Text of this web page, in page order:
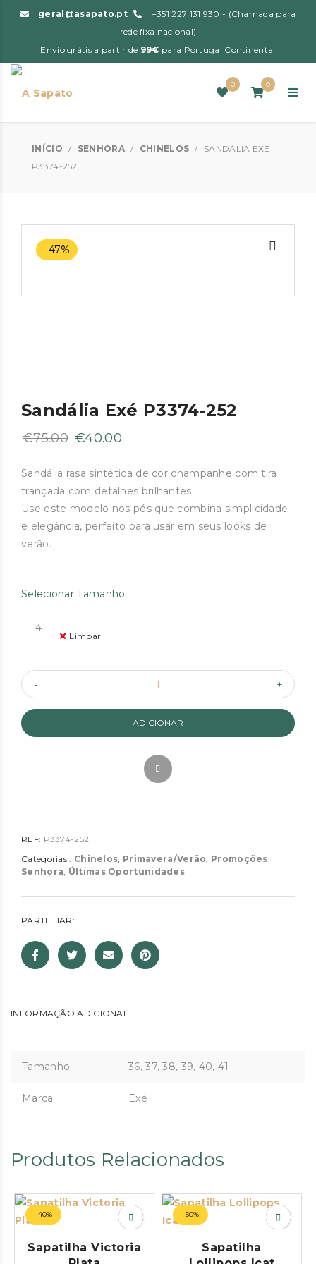
geral@asapato.pt
+351 227 131 930 - (Chamada para
rede fixa nacional)
Envio grátis a partir de 99€ para Portugal Continental
0 0
INÍCIO / SENHORA / CHINELOS /
SANDÁLIA EXÉ
P3374-252
–47%
Sandália Exé P3374-252
€75.00 O
original
era:
€75.00.
€40.00
atual
é:
€40.00.
Sandália rasa sintética de cor champanhe com tira
trançada com detalhes brilhantes.
Use este modelo nos pés que combina simplicidade
e elegância, perfeito para usar em seus looks de
verão.
Selecionar Tamanho
41
Limpar
ADICIONAR
REF: P3374-252
Categorias : Chinelos, Primavera/Verão, Promoções,
Senhora, Últimas Oportunidades
PARTILHAR:
INFORMAÇÃO ADICIONAL
Tamanho 36, 37, 38, 39, 40, 41
Marca Exé
Produtos Relacionados
–40%
Sapatilha Victoria
–50%
Sapatilha